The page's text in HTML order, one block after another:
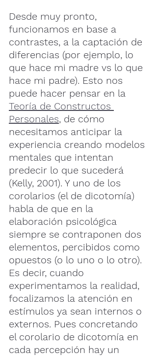
Desde muy pronto,
funcionamos en base a
contrastes, a la captación de
diferencias (por ejemplo, lo
que hace mi madre vs lo que
hace mi padre). Esto nos
puede hacer pensar en la
Teoría de Constructos
Personales, de cómo
necesitamos anticipar la
experiencia creando modelos
mentales que intentan
predecir lo que sucederá
(Kelly, 2001). Y uno de los
corolarios (el de dicotomía)
habla de que en la
elaboración psicológica
siempre se contraponen dos
elementos, percibidos como
opuestos (o lo uno o lo otro).
Es decir, cuando
experimentamos la realidad,
focalizamos la atención en
estímulos ya sean internos o
externos. Pues concretando
el corolario de dicotomía en
cada percepción hay un